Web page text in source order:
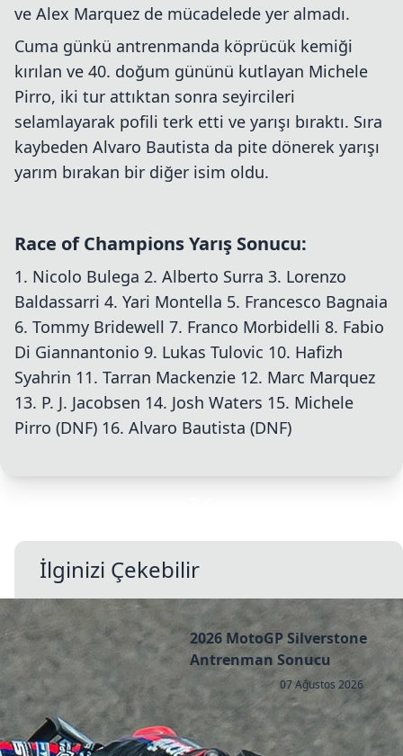
ve Alex Marquez de mücadelede yer almadı.
Cuma günkü antrenmanda köprücük kemiği
kırılan ve 40. doğum gününü kutlayan Michele
Pirro, iki tur attıktan sonra seyircileri
selamlayarak pofili terk etti ve yarışı bıraktı. Sıra
kaybeden Alvaro Bautista da pite dönerek yarışı
yarım bırakan bir diğer isim oldu.
Race of Champions Yarış Sonucu:
1. Nicolo Bulega 2. Alberto Surra 3. Lorenzo
Baldassarri 4. Yari Montella 5. Francesco Bagnaia
6. Tommy Bridewell 7. Franco Morbidelli 8. Fabio
Di Giannantonio 9. Lukas Tulovic 10. Hafizh
Syahrin 11. Tarran Mackenzie 12. Marc Marquez
13. P. J. Jacobsen 14. Josh Waters 15. Michele
Pirro (DNF) 16. Alvaro Bautista (DNF)
İlginizi Çekebilir
2026 MotoGP Silverstone
Antrenman Sonucu
07 Ağustos 2026